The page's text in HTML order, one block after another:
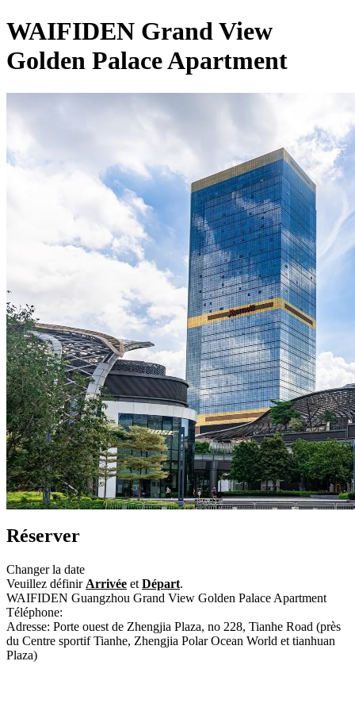
WAIFIDEN Grand View
Golden Palace Apartment
Réserver
Changer la date
Veuillez définir Arrivée et Départ.
WAIFIDEN Guangzhou Grand View Golden Palace Apartment
Téléphone:
Adresse: Porte ouest de Zhengjia Plaza, no 228, Tianhe Road (près
du Centre sportif Tianhe, Zhengjia Polar Ocean World et tianhuan
Plaza)